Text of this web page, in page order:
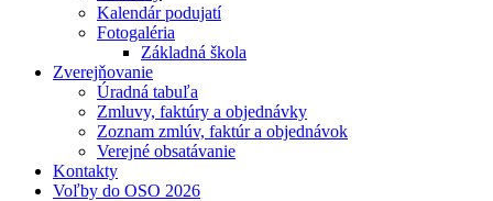
Kalendár podujatí
Fotogaléria
Základná škola
Zverejňovanie
Úradná tabuľa
Zmluvy, faktúry a objednávky
Zoznam zmlúv, faktúr a objednávok
Verejné obsatávanie
Kontakty
Voľby do OSO 2026